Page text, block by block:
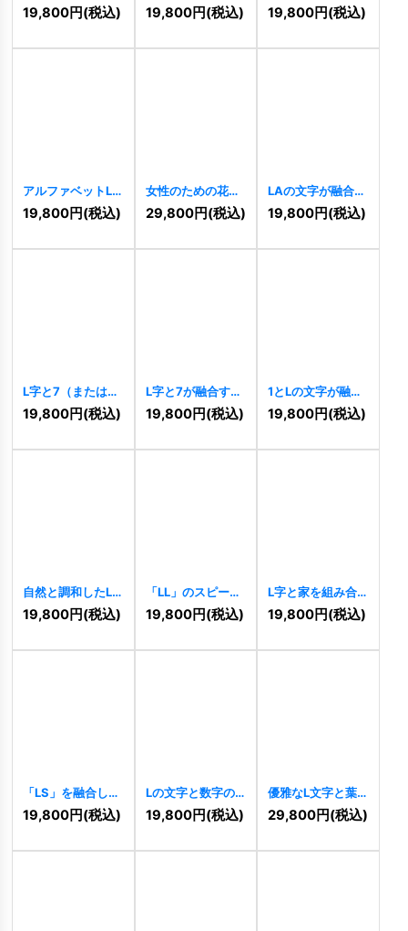
ロゴ[10981]
19,800円(税込)
ゴ[ 10963]
19,800円(税込)
のLロゴ[10952]
19,800円(税込)
アルファベットL
が輝く星のロゴ
10024]
19,800円(税込)
女性のための花柄
Lロゴ [10771]
29,800円(税込)
LAの文字が融合す
るシャープなテク
ノロジーロゴ
19,800円(税込)
L字と7（または
Z）が融合するス
ピードテクノロジ
19,800円(税込)
L字と7が融合する
スピードテクノロ
ジーロゴ [ 10513]
19,800円(税込)
1とLの文字が融合
するスピードテク
ノロジーロゴ
19,800円(税込)
自然と調和したL
字ロゴ[10477]
19,800円(税込)
「LL」のスピード
ラインとグラデー
ションロゴ
19,800円(税込)
L字と家を組み合
わせた住まいロゴ
9764 ]
19,800円(税込)
「LS」を融合した
八角形モダンロゴ
9670
19,800円(税込)
Lの文字と数字の1
を組み合わせたロ
ゴ [ 9620
19,800円(税込)
優雅なL文字と葉
のロゴ [9573]
29,800円(税込)